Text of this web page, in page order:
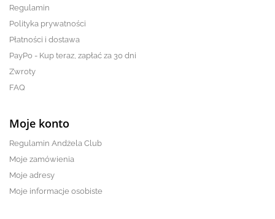
Regulamin
Polityka prywatności
Płatności i dostawa
PayPo - Kup teraz, zapłać za 30 dni
Zwroty
FAQ
Moje konto
Regulamin Andżela Club
Moje zamówienia
Moje adresy
Moje informacje osobiste